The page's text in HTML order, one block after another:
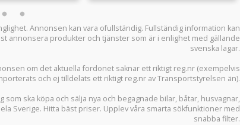
Annonsen kan vara ofullständig. Fullständig information kan
annonsera produkter och tjänster som är i enlighet med gällande
svenska lagar.
om det aktuella fordonet saknar ett riktigt reg.nr (exempelvis
och ej tilldelats ett riktigt reg.nr av Transportstyrelsen än).
som ska köpa och sälja nya och begagnade bilar, båtar, husvagnar,
Sverige. Hitta bäst priser. Upplev våra smarta sökfunktioner med
snabba filter.